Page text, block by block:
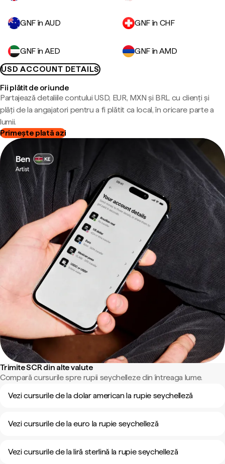
GNF în AUD GNF în CHF
GNF în AED
GNF în AMD
USD ACCOUNT DETAILS
Fii plătit de oriunde
Partajează detaliile contului USD, EUR, MXN și BRL cu clienți și
plăți de la angajatori pentru a fi plătit ca local, în oricare parte a
lumii.
Primește plată azi
Trimite SCR din alte valute
Compară cursurile spre rupii seychelleze din întreaga lume.
Vezi cursurile de la dolar american la rupie seychelleză
Vezi cursurile de la euro la rupie seychelleză
Vezi cursurile de la liră sterlină la rupie seychelleză